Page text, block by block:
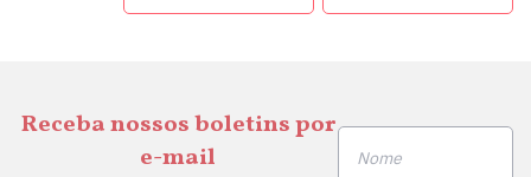
Receba nossos boletins por
e-mail